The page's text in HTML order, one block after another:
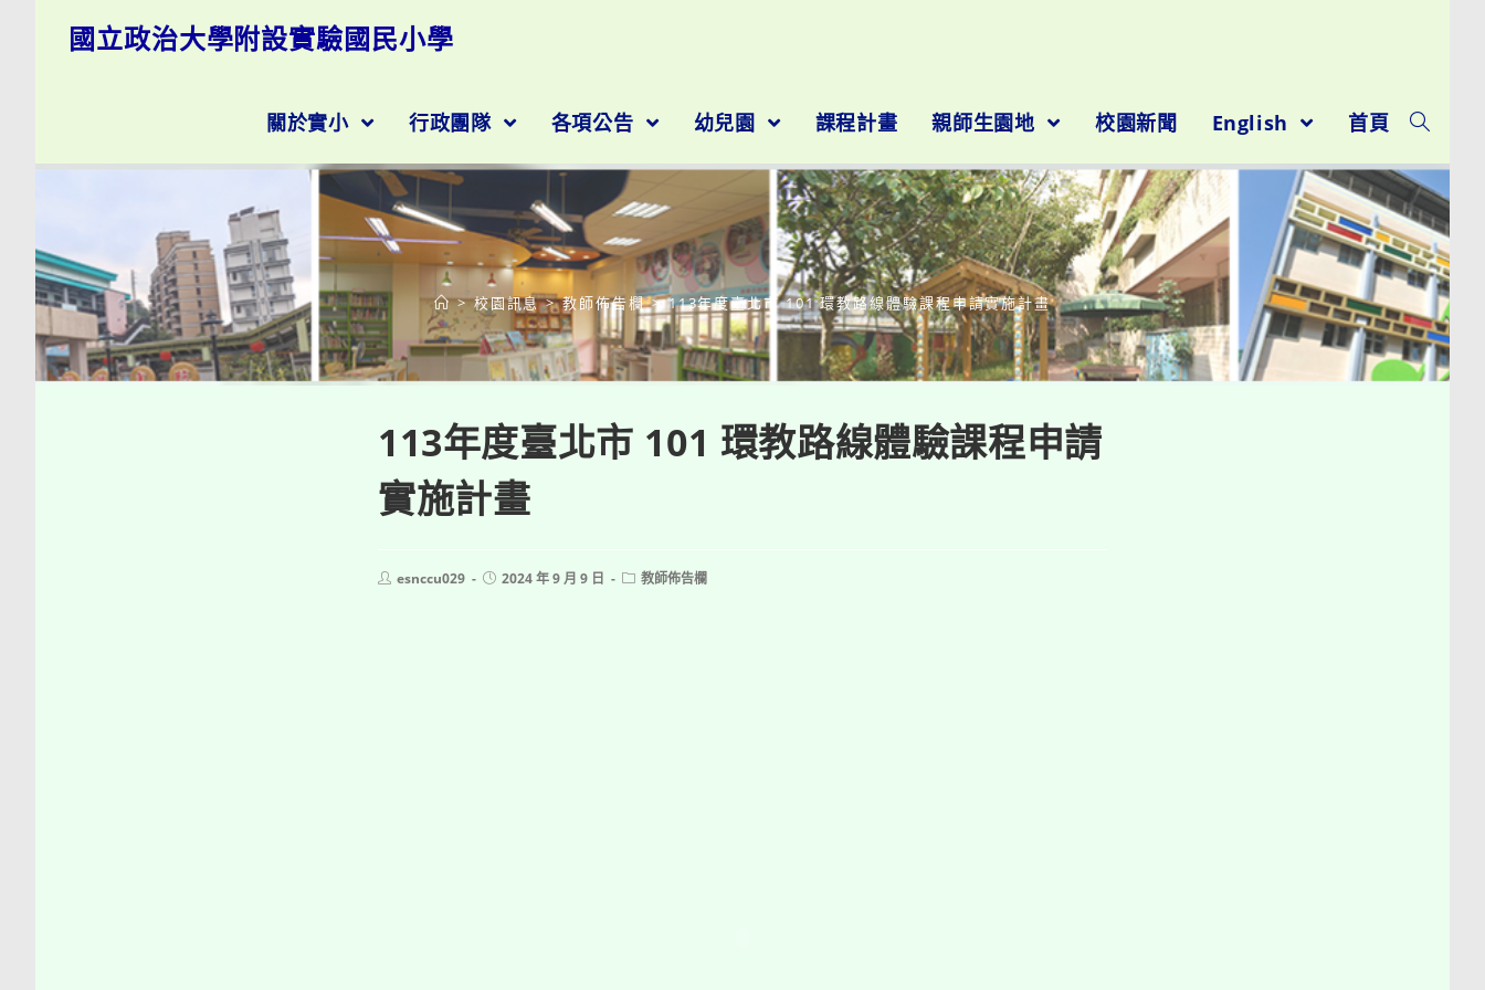
國立政治大學附設實驗國民小學
關於實小 行政團隊 各項公告 幼兒園 課程計畫 親師生園地 校園新聞 English 首頁
部落格
> 校園訊息 > 教師佈告欄 > 113年度臺北市 101 環教路線體驗課程申請實施計畫
113年度臺北市 101 環教路線體驗課程申請
實施計畫
Postesnccu029
Post2024 年 9 月 9 日
Post教師佈告欄